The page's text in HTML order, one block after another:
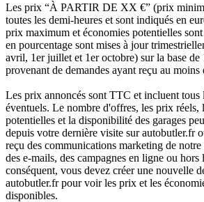
Les prix “À PARTIR DE XX €” (prix
toutes les demi-heures et sont indiqués en
prix maximum et économies potentielles
en pourcentage sont mises à jour
avril, 1er juillet et 1er octobre) sur la base de
provenant de demandes ayant reçu au moins
Les prix annoncés sont TTC et incluent tous
éventuels. Le nombre d'offres, les prix réels,
potentielles et la disponibilité des garages
depuis votre dernière visite sur autobutler.fr
reçu des communications marketing de
des e-mails, des campagnes en ligne ou hors
conséquent, vous devez créer une nouvelle
autobutler.fr pour voir les prix et les
disponibles.